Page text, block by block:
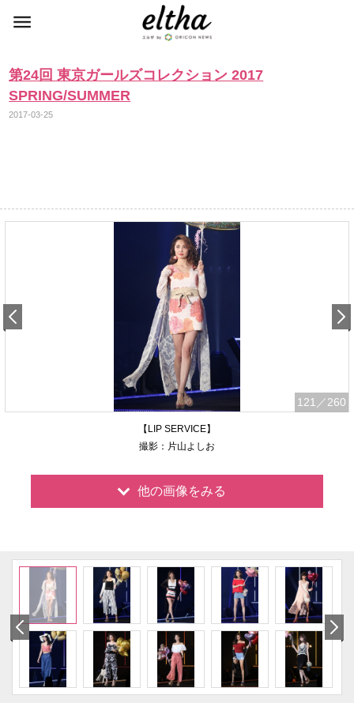
第24回 東京ガールズコレクション 2017
SPRING/SUMMER
2017-03-25
121 ／260
【LIP SERVICE】
撮影：片山よしお
他の画像をみる